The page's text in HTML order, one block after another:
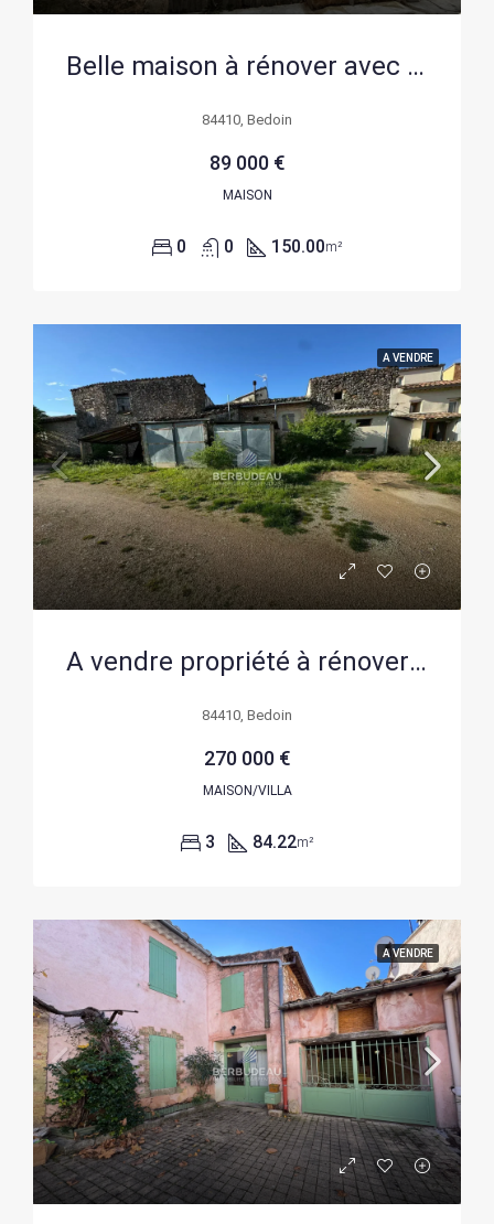
Belle maison à rénover avec garage et potentiel à Bédoin
84410, Bedoin
89 000 €
MAISON
0 0 150.00m²
A VENDRE
A vendre propriété à rénover avec habitation et grands espaces dans le Ventoux
84410, Bedoin
270 000 €
MAISON/VILLA
3 84.22m²
A VENDRE